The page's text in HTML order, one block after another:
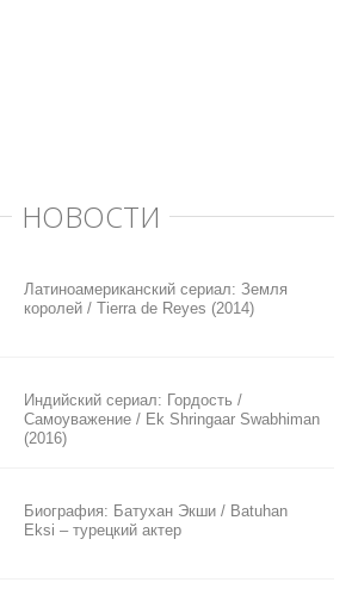
НОВОСТИ
Латиноамериканский сериал: Земля
королей / Tierra de Reyes (2014)
Индийский сериал: Гордость /
Самоуважение / Ek Shringaar Swabhiman
(2016)
Биография: Батухан Экши / Batuhan
Eksi – турецкий актер